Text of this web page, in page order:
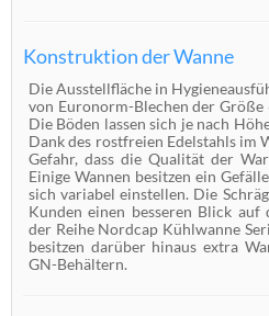
Konstruktion der Wanne
Die Ausstellfläche in
von Euronorm-Blechen der Größe
Die Böden lassen sich je nach
Dank des rostfreien Edelstahls im
Gefahr, dass die Qualität der
Einige Wannen besitzen ein
sich variabel einstellen. Die
Kunden einen besseren Blick
der Reihe Nordcap Kühlwanne
besitzen darüber hinaus extra
GN-Behältern.